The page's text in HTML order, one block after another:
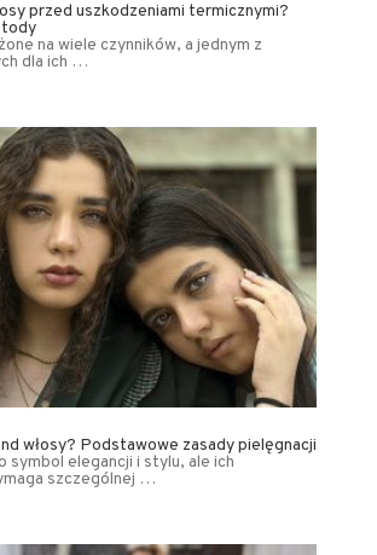
przed uszkodzeniami termicznymi?
na wiele czynników, a jednym z
dla ich …
włosy? Podstawowe zasady pielęgnacji
symbol elegancji i stylu, ale ich
szczególnej …